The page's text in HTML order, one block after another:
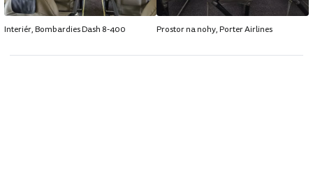
Interiér, Bombardies Dash 8-400 Prostor na nohy, Porter Airlines